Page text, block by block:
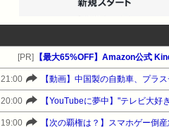
[PR] 【最大65%OFF】Amazon公式
21:00 【動画】中国製の自動車、プラ
20:00 【YouTubeに夢中】"テレビ大好
19:00 【次の覇権は？】スマホゲー